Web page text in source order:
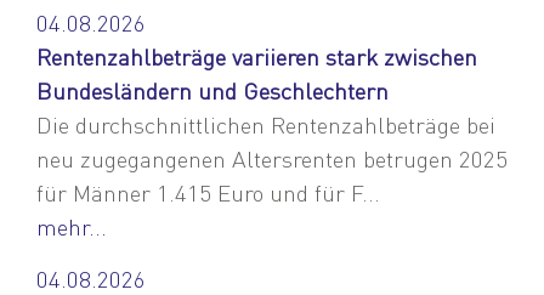
04.08.2026
Rentenzahlbeträge variieren stark zwischen
Bundesländern und Geschlechtern
Die durchschnittlichen Rentenzahlbeträge bei
neu zugegangenen Altersrenten betrugen 2025
für Männer 1.415 Euro und für F...
mehr...
04.08.2026